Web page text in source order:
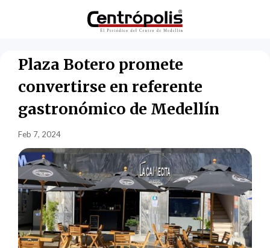
Plaza Botero promete
convertirse en referente
gastronómico de Medellín
Feb 7, 2024